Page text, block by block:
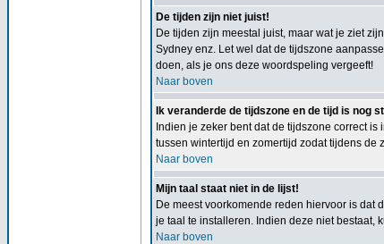
De tijden zijn niet juist!
De tijden zijn meestal juist, maar wat je ziet
Sydney enz. Let wel dat de tijdszone
doen, als je ons deze woordspeling vergeeft!
Naar boven
Ik veranderde de tijdszone en de tijd is nog
Indien je zeker bent dat de tijdszone correct
tussen wintertijd en zomertijd zodat tijdens de
Naar boven
Mijn taal staat niet in de lijst!
De meest voorkomende reden hiervoor is dat
je taal te installeren. Indien deze niet bestaat,
Naar boven